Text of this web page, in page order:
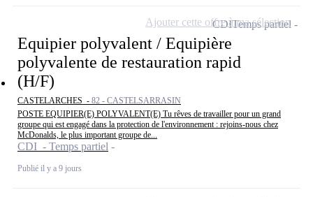
Equipier polyvalent / Equipière
polyvalente de restauration rapid
(H/F)
CASTELARCHES - 82 - CASTELSARRASIN
POSTE EQUIPIER(E) POLYVALENT(E) Tu rêves de travailler pour un grand
groupe qui est engagé dans la protection de l'environnement : rejoins-nous chez
McDonalds, le plus important groupe de...
CDI - Temps partiel
Publié il y a 9 jours
CDITemps partiel
Ajouter cette offre à ma sélection